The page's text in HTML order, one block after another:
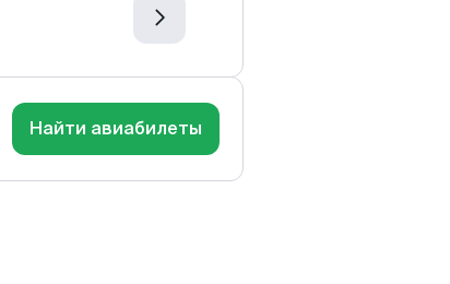
Найти авиабилеты